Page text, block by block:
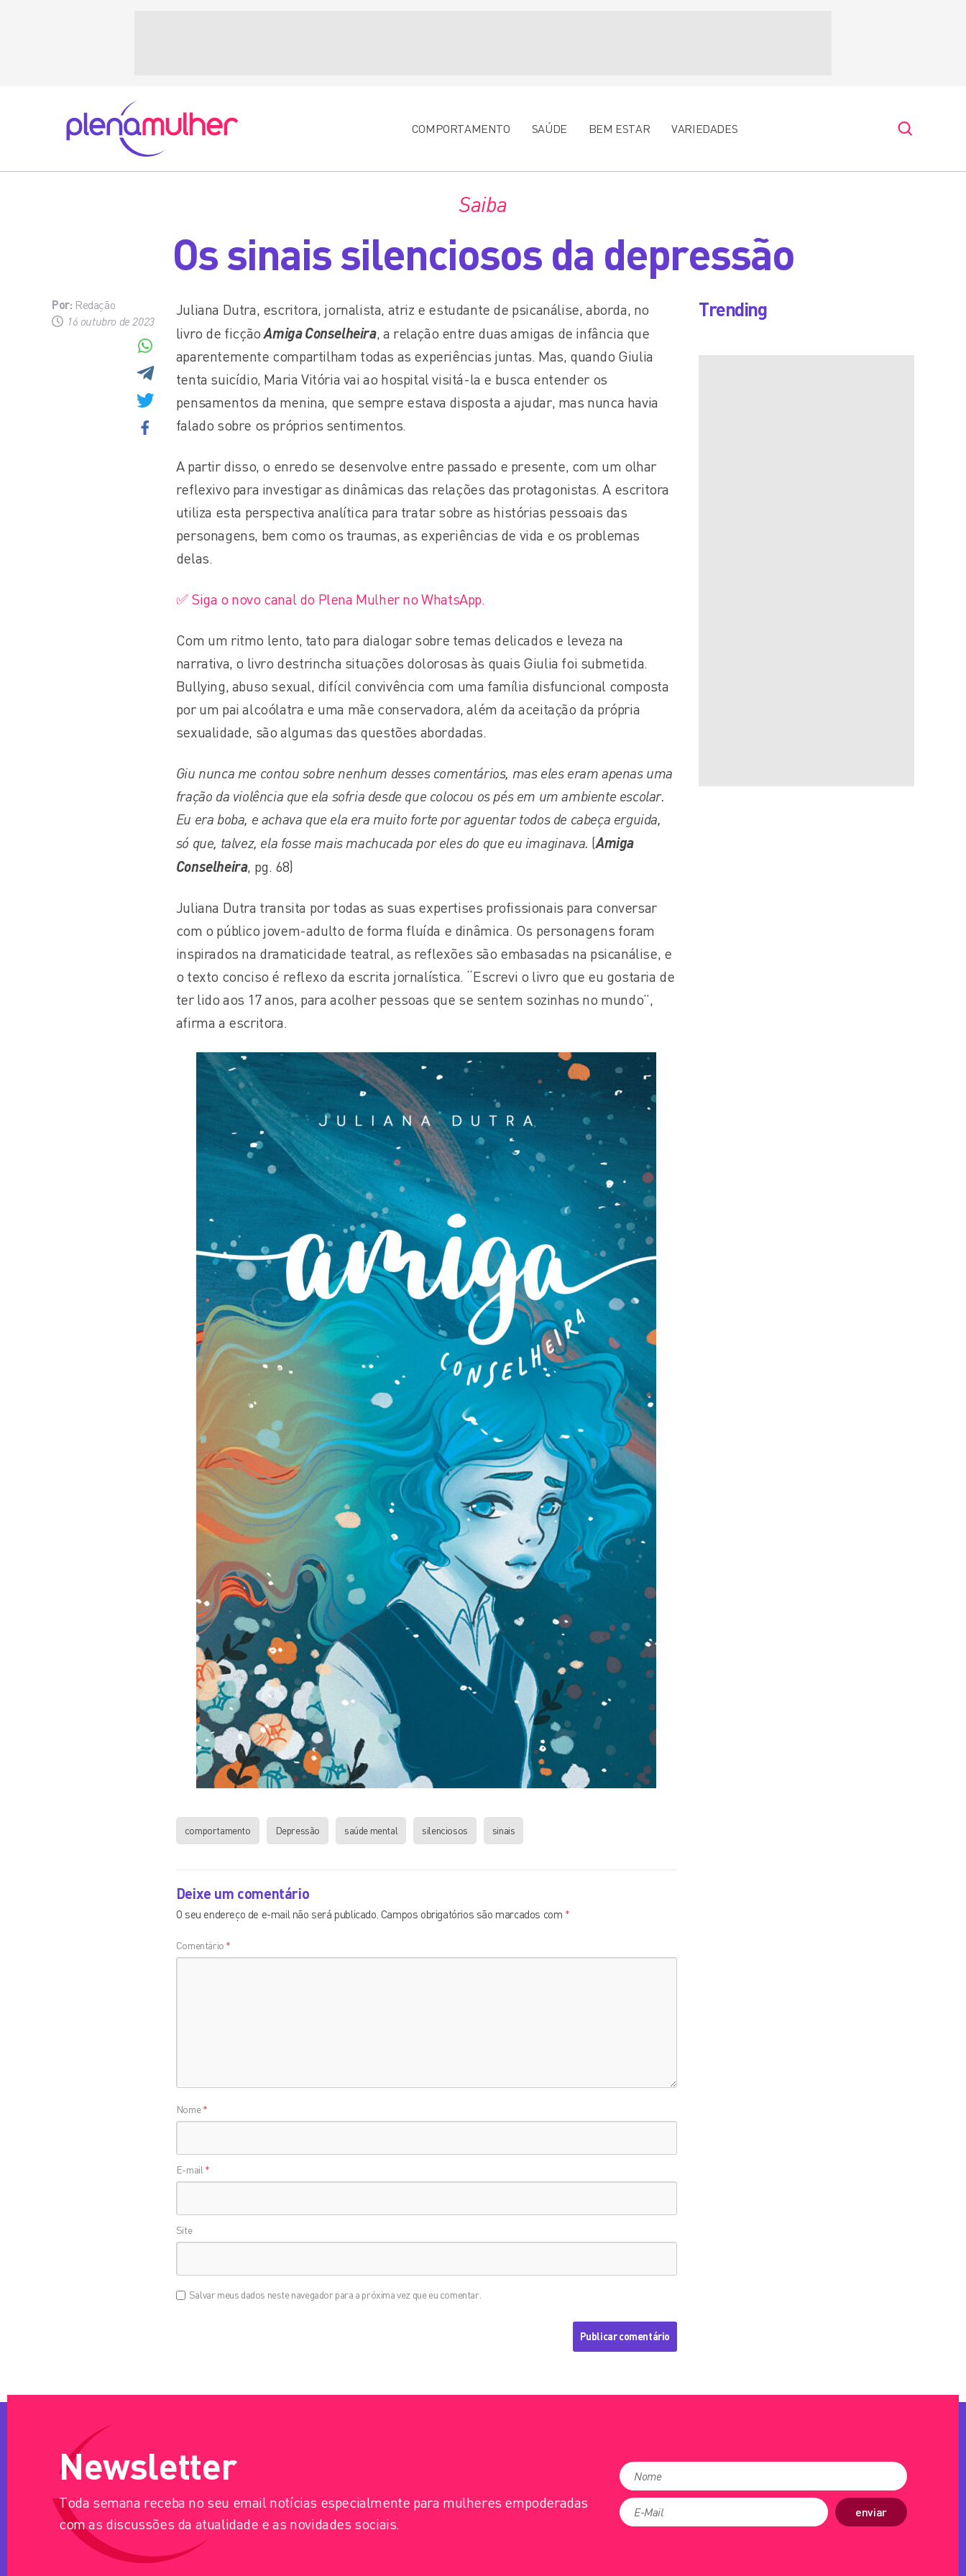
COMPORTAMENTO SAÚDE BEM ESTAR VARIEDADES
Saiba
Os sinais silenciosos da depressão
Por: Redação
16 outubro de 2023
Juliana Dutra, escritora, jornalista, atriz e estudante de psicanálise, aborda, no
livro de ficçãoAmiga Conselheira, a relação entre duas amigas de infância que
aparentemente compartilham todas as experiências juntas. Mas, quando Giulia
tenta suicídio, Maria Vitória vai ao hospital visitá-la e busca entender os
pensamentos da menina, que sempre estava disposta a ajudar, mas nunca havia
falado sobre os próprios sentimentos.
A partir disso, o enredo se desenvolve entre passado e presente, com um olhar
reflexivo para investigar as dinâmicas das relações das protagonistas. A escritora
utiliza esta perspectiva analítica para tratar sobre as histórias pessoais das
personagens, bem como os traumas, as experiências de vida e os problemas
delas.
✅ Siga o novo canal do Plena Mulher no WhatsApp.
Com um ritmo lento, tato para dialogar sobre temas delicados e leveza na
narrativa, o livro destrincha situações dolorosas às quais Giulia foi submetida.
Bullying, abuso sexual, difícil convivência com uma família disfuncional composta
por um pai alcoólatra e uma mãe conservadora, além da aceitação da própria
sexualidade, são algumas das questões abordadas.
Giu nunca me contou sobre nenhum desses comentários, mas eles eram apenas uma
fração da violência que ela sofria desde que colocou os pés em um ambiente escolar.
Eu era boba, e achava que ela era muito forte por aguentar todos de cabeça erguida,
só que, talvez, ela fosse mais machucada por eles do que eu imaginava. (Amiga
Conselheira, pg. 68)
Juliana Dutra transita por todas as suas expertises profissionais para conversar
com o público jovem-adulto de forma fluída e dinâmica. Os personagens foram
inspirados na dramaticidade teatral, as reflexões são embasadas na psicanálise, e
o texto conciso é reflexo da escrita jornalística. “Escrevi o livro que eu gostaria de
ter lido aos 17 anos, para acolher pessoas que se sentem sozinhas no mundo”,
afirma a escritora.
comportamento Depressão saúde mental silenciosos sinais
Deixe um comentário
O seu endereço de e-mail não será publicado. Campos obrigatórios são marcados com *
Comentário *
Nome*
E-mail *
Site
Salvar meus dados neste navegador para a próxima vez que eu comentar.
Trending
Newsletter
Toda semana receba no seu email notícias especialmente para mulheres empoderadas
com as discussões da atualidade e as novidades sociais.
enviar